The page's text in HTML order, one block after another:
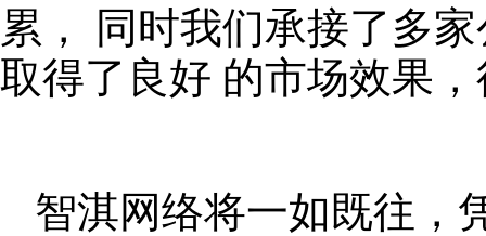
累， 同时我们承接了多
取得了良好 的市场效果
智淇网络将一如既往，